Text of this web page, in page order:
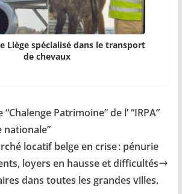
Liège spécialisé dans le transport
de chevaux
Patrimoine” de l’ “IRPA”
nationale”
locatif belge en crise : pénurie
loyers en hausse et difficultés
dans toutes les grandes villes.